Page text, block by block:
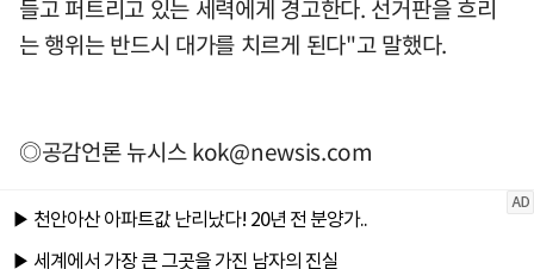
들고 퍼트리고 있는 세력에게 경고한다. 선거판을 흐리
는 행위는 반드시 대가를 치르게 된다"고 말했다.
◎공감언론 뉴시스kok@newsis.com